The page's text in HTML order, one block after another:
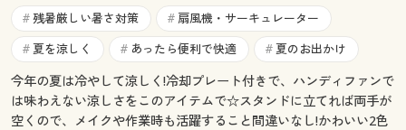
お気に入り
サポート
ご利用ガイド
ご利用ガイド
よくある質問とお問い合わせ
# 残暑厳しい暑さ対策 # 扇風機・サーキュレーター
# 夏を涼しく # あったら便利で快適 # 夏のお出かけ
今年の夏は冷やして涼しく!冷却プレート付きで、ハンディファンで
は味わえない涼しさをこのアイテムで☆スタンドに立てれば両手が
空くので、メイクや作業時も活躍すること間違いなし!かわいい2色